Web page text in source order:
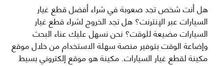
هل أنت شخص تجد صعوبة في شراء أفضل قطع غيار
السيارات عبر الإنترنت؟ هل تجد الخروج لشراء قطع غيار
السيارات مضيعة للوقت؟ نحن نسهل عليك عناء البحث
وإضاعة الوقت بتوفير منصة سهلة الاستخدام من خلال موقع
مكينة لقطع غيار السيارات. مكينة هو موقع إلكتروني بسيط